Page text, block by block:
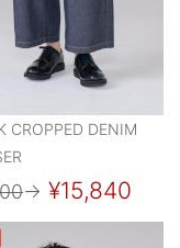
CROPPED DENIM
→ ¥15,840